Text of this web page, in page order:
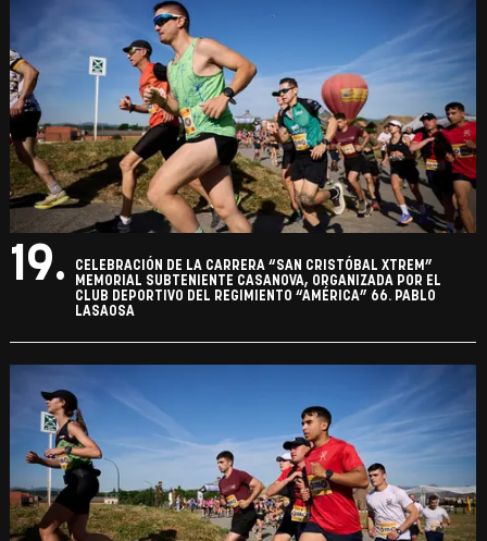
19.
CELEBRACIÓN DE LA CARRERA “SAN CRISTÓBAL XTREM”
MEMORIAL SUBTENIENTE CASANOVA, ORGANIZADA POR EL
CLUB DEPORTIVO DEL REGIMIENTO “AMÉRICA” 66. PABLO
LASAOSA